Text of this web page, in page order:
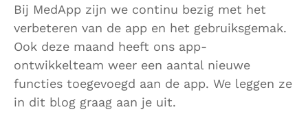
Bij MedApp zijn we continu bezig met het
verbeteren van de app en het gebruiksgemak.
Ook deze maand heeft ons app-
ontwikkelteam weer een aantal nieuwe
functies toegevoegd aan de app. We leggen ze
in dit blog graag aan je uit.